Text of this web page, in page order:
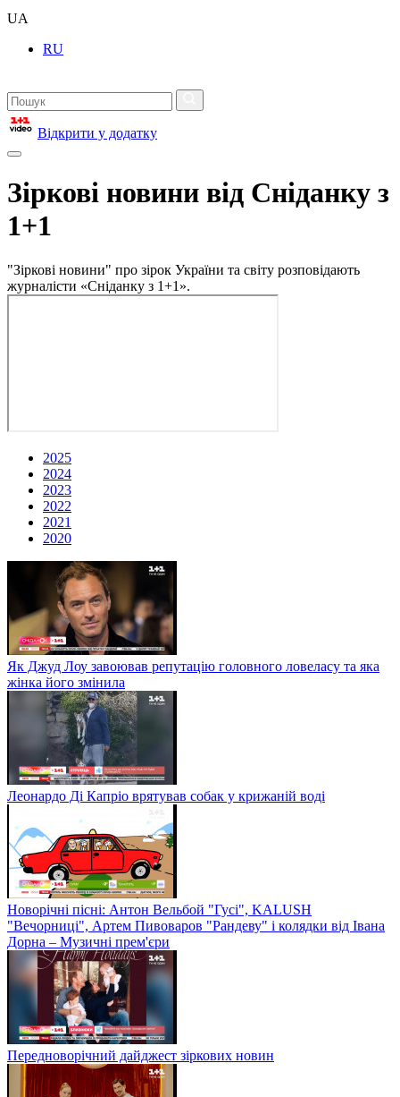
UA
RU
Відкрити у додатку
Зіркові новини від Сніданку з
1+1
"Зіркові новини" про зірок України та світу розповідають
журналісти «Сніданку з 1+1».
2025
2024
2023
2022
2021
2020
Як Джуд Лоу завоював репутацію головного ловеласу та яка
жінка його змінила
Леонардо Ді Капріо врятував собак у крижаній воді
Новорічні пісні: Антон Вельбой "Гусі", KALUSH
"Вечорниці", Артем Пивоваров "Рандеву" і колядки від Івана
Дорна – Музичні прем'єри
Передноворічний дайджест зіркових новин